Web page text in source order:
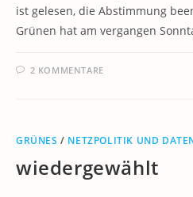
ist gelesen, die Abstimmung
Grünen hat am vergangen
2 KOMMENTARE
GRÜNES / NETZPOLITIK UND
wiedergewählt